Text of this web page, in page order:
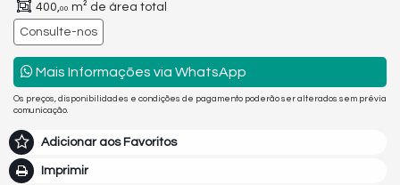
400,00 m² de área total
Consulte-nos
Mais Informações via WhatsApp
Os preços, disponibilidades e condições de pagamento poderão ser alterados sem prévia
comunicação.
Adicionar aos Favoritos
Imprimir